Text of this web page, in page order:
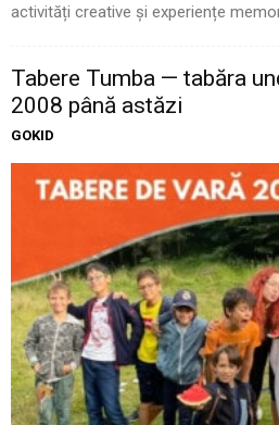
activități creative și experiențe
Tabere Tumba — tabăra
2008 până astăzi
GOKID